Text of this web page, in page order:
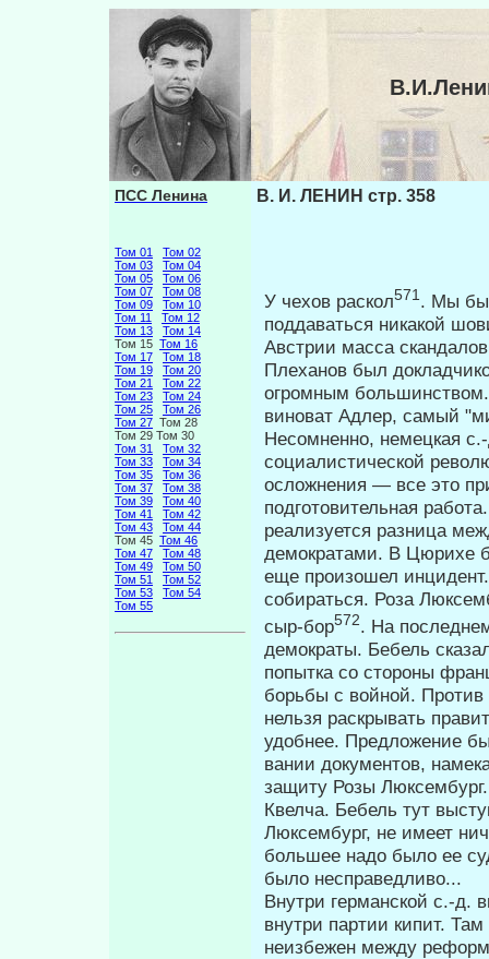
ПСС Ленина
Том 01
Том 02
Том 03
Том 04
Том 05
Том 06
Том 07
Том 08
Том 09
Том 10
Том 11
Том 12
Том 13
Том 14
Том 15 Том 16
Том 17
Том 18
Том 19
Том 20
Том 21
Том 22
Том 23
Том 24
Том 25
Том 26
Том 27 Том 28
Том 29 Том 30
Том 31
Том 32
Том 33
Том 34
Том 35
Том 36
Том 37
Том 38
Том 39
Том 40
Том 41
Том 42
Том 43
Том 44
Том 45 Том 46
Том 47
Том 48
Том 49
Том 50
Том 51
Том 52
Том 53
Том 54
Том 55
В. И. ЛЕНИН стр. 358
У чехов раскол571. Мы
подда­ваться никакой
Австрии масса
Плеханов был
огромным большинством.
виноват Адлер, самый
Несомненно, немецкая
социалисти­ческой
осложнения — все это
подготовительная
реализуется разница
демократами. В Цюрихе
еще произошел
собираться. Роза
сыр-бор572. На
демократы. Бебель
попытка со стороны
борьбы с войной.
нельзя раскрывать
удобнее. Предложение
вании документов,
защиту Розы
Квелча. Бебель тут
Люксембург, не имеет
большее надо было ее
было несправедливо...
Внутри германской с.-д.
внут­ри партии кипит.
неизбежен ме­жду